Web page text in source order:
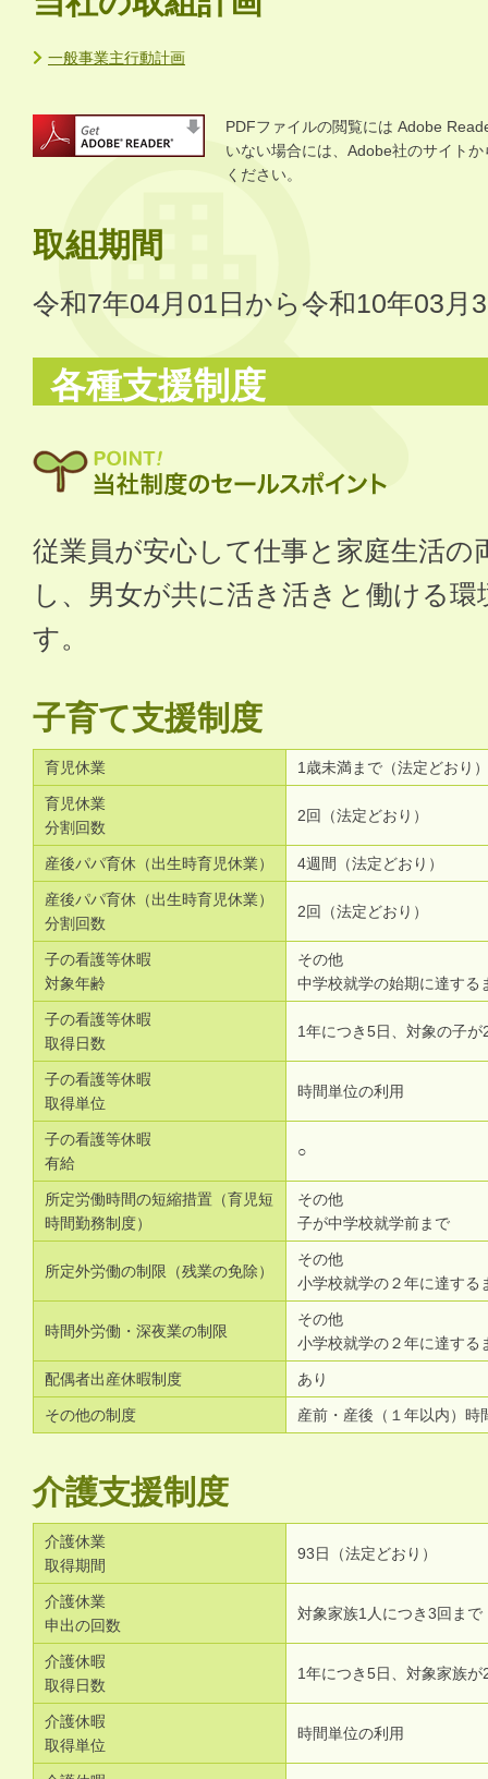
一般事業主行動計画
PDFファイルの閲覧には Adobe
いない場合には、Adobe社のサイト
ください。
取組期間
令和7年04月01日から令和10年03月
各種支援制度
従業員が安心して仕事と家庭生活の
し、男女が共に活き活きと働ける
す。
子育て支援制度
育児休業 1歳未満まで（法定どおり）
育児休業
分割回数
2回（法定どおり）
産後パパ育休（出生時育児休業） 4週間（法定どおり）
産後パパ育休（出生時育児休業）
分割回数
2回（法定どおり）
子の看護等休暇
対象年齢
その他
中学校就学の始期に達する
子の看護等休暇
取得日数
1年につき5日、対象の子
子の看護等休暇
取得単位
時間単位の利用
子の看護等休暇
有給
○
所定労働時間の短縮措置（育児短
時間勤務制度）
その他
子が中学校就学前まで
所定外労働の制限（残業の免除）
その他
小学校就学の２年に達する
時間外労働・深夜業の制限
その他
小学校就学の２年に達する
配偶者出産休暇制度 あり
その他の制度 産前・産後（１年以内）時
介護支援制度
介護休業
取得期間
93日（法定どおり）
介護休業
申出の回数
対象家族1人につき3回まで
介護休暇
取得日数
1年につき5日、対象家族
介護休暇
取得単位
時間単位の利用